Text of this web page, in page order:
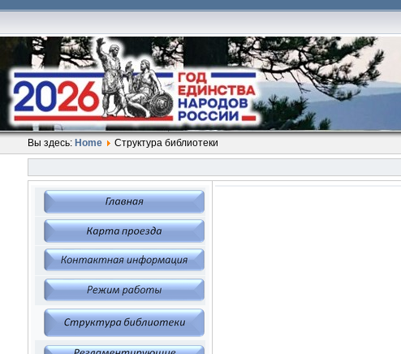
Вы здесь: Home Структура библиотеки